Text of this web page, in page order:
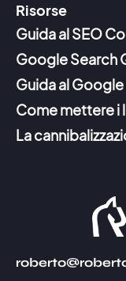
Risorse
Guida al SEO
Google Search
Guida al
Come mettere i
La